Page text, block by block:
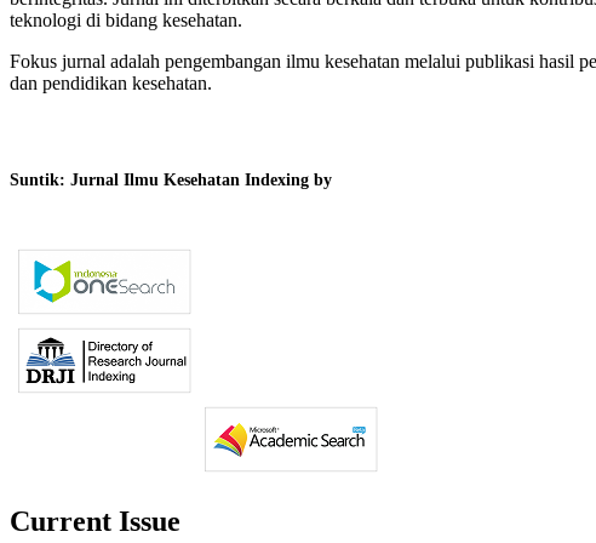
teknologi di bidang kesehatan.
Fokus jurnal adalah pengembangan ilmu kesehatan melalui publikasi hasil
dan pendidikan kesehatan.
Suntik: Jurnal Ilmu Kesehatan Indexing by
Current Issue